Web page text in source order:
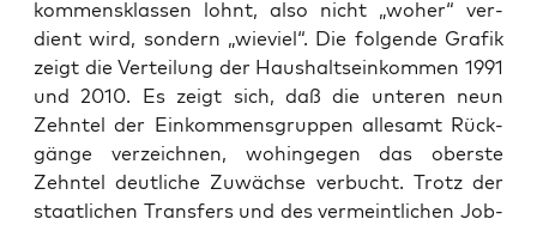
kom­mens­klas­sen lohnt, also nicht „woher“ ver­
dient wird, son­dern „wie­viel“. Die fol­gen­de Gra­fik
zeigt die Ver­tei­lung der Haus­halts­ein­kom­men 1991
und 2010. Es zeigt sich, daß die unte­ren neun
Zehn­tel der Ein­kom­mens­grup­pen alle­samt Rück­
gän­ge ver­zeich­nen, wohin­ge­gen das obers­te
Zehn­tel deut­li­che Zuwäch­se ver­bucht. Trotz der
staat­li­chen Trans­fers und des ver­meint­li­chen Job­